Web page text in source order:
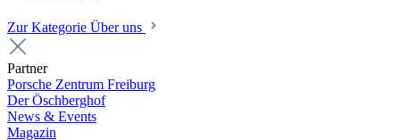
Zur Kategorie Über uns
Partner
Porsche Zentrum Freiburg
Der Öschberghof
News & Events
Magazin